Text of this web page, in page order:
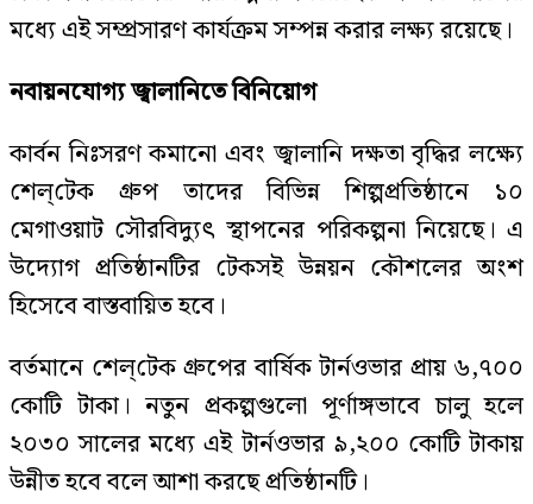
মধ্যে এই সম্প্রসারণ কার্যক্রম সম্পন্ন করার লক্ষ্য রয়েছে।
নবায়নযোগ্য জ্বালানিতে বিনিয়োগ
কার্বন নিঃসরণ কমানো এবং জ্বালানি দক্ষতা বৃদ্ধির লক্ষ্যে
শেল্‌টেক গ্রুপ তাদের বিভিন্ন শিল্পপ্রতিষ্ঠানে ১০
মেগাওয়াট সৌরবিদ্যুৎ স্থাপনের পরিকল্পনা নিয়েছে। এ
উদ্যোগ প্রতিষ্ঠানটির টেকসই উন্নয়ন কৌশলের অংশ
হিসেবে বাস্তবায়িত হবে।
বর্তমানে শেল্‌টেক গ্রুপের বার্ষিক টার্নওভার প্রায় ৬,৭০০
কোটি টাকা। নতুন প্রকল্পগুলো পূর্ণাঙ্গভাবে চালু হলে
২০৩০ সালের মধ্যে এই টার্নওভার ৯,২০০ কোটি টাকায়
উন্নীত হবে বলে আশা করছে প্রতিষ্ঠানটি।